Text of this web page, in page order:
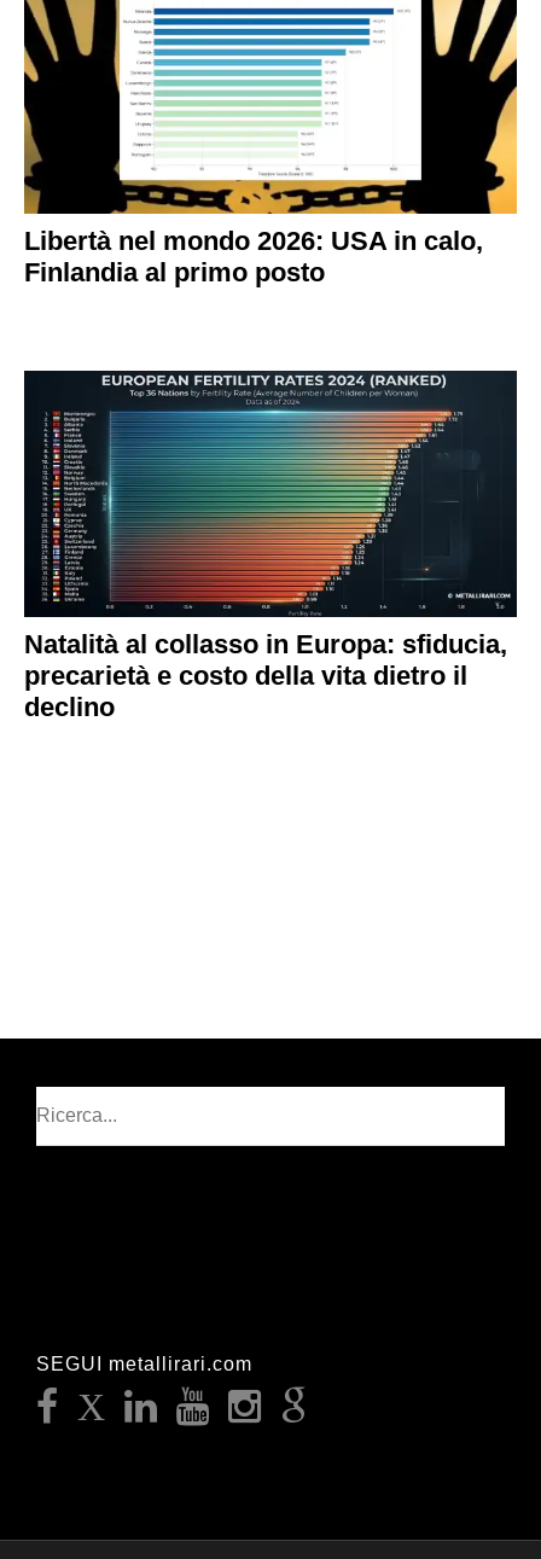
Libertà nel mondo 2026: USA in calo,
Finlandia al primo posto
Natalità al collasso in Europa: sfiducia,
precarietà e costo della vita dietro il
declino
SEGUI metallirari.com